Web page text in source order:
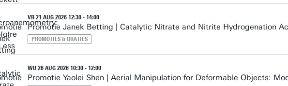
VR 21 AUG 2026 12:30 - 14:00
Promotie Janek Betting | Catalytic Nitrate and Nitrite Hydrogenation
PROMOTIES & ORATIES
WO 26 AUG 2026 10:30 - 12:00
Promotie Yaolei Shen | Aerial Manipulation for Deformable Objects: